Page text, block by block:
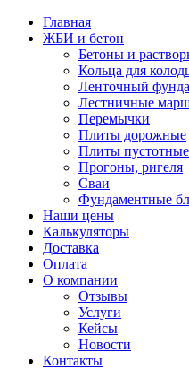
Главная
ЖБИ и бетон
Бетоны и
Кольца для
Ленточный
Лестничные
Перемычки
Плиты дорожные
Плиты пустотные
Прогоны, ригеля
Сваи
Фундаментные
Наши цены
Калькуляторы
Доставка
Оплата
О компании
Отзывы
Услуги
Кейсы
Новости
Контакты